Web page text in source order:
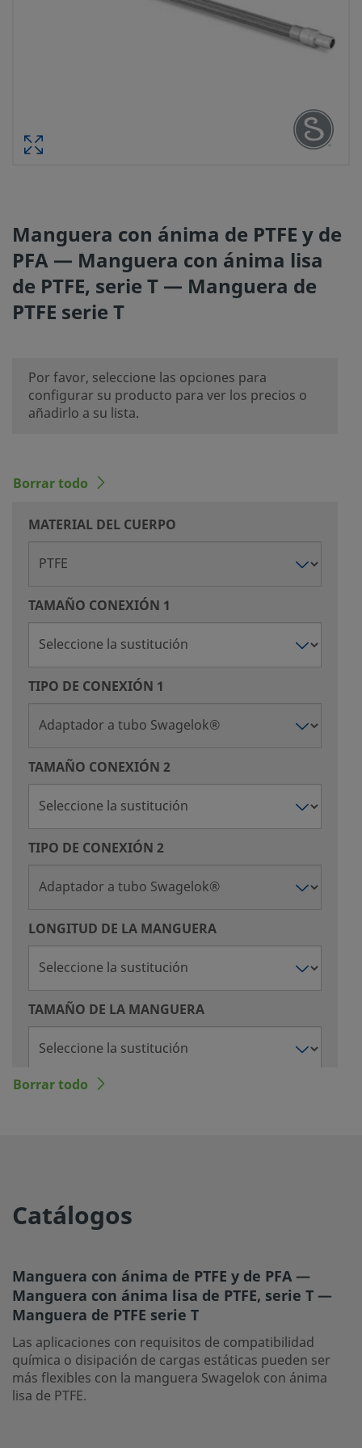
Manguera con ánima de PTFE y de
PFA — Manguera con ánima lisa
de PTFE, serie T — Manguera de
PTFE serie T
Por favor, seleccione las opciones para
configurar su producto para ver los precios o
añadirlo a su lista.
Borrar todo
MATERIAL DEL CUERPO
TAMAÑO CONEXIÓN 1
TIPO DE CONEXIÓN 1
TAMAÑO CONEXIÓN 2
TIPO DE CONEXIÓN 2
LONGITUD DE LA MANGUERA
TAMAÑO DE LA MANGUERA
Borrar todo
Catálogos
Manguera con ánima de PTFE y de PFA —
Manguera con ánima lisa de PTFE, serie T —
Manguera de PTFE serie T
Las aplicaciones con requisitos de compatibilidad
química o disipación de cargas estáticas pueden ser
más flexibles con la manguera Swagelok con ánima
lisa de PTFE.